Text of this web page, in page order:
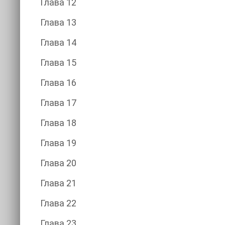
Глава 12
Глава 13
Глава 14
Глава 15
Глава 16
Глава 17
Глава 18
Глава 19
Глава 20
Глава 21
Глава 22